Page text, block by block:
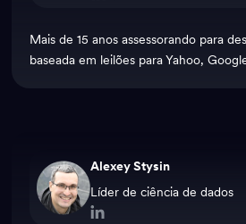
Mais de 15 anos assessorando para
baseada em leilões para Yahoo,
Alexey Stysin
Líder de ciência de dados